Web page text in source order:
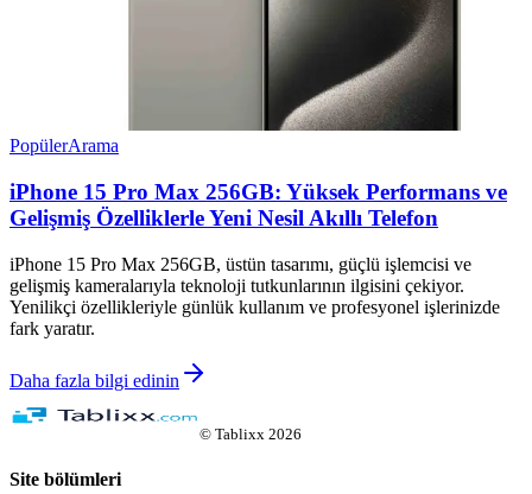
PopülerArama
iPhone 15 Pro Max 256GB: Yüksek Performans ve
Gelişmiş Özelliklerle Yeni Nesil Akıllı Telefon
iPhone 15 Pro Max 256GB, üstün tasarımı, güçlü işlemcisi ve
gelişmiş kameralarıyla teknoloji tutkunlarının ilgisini çekiyor.
Yenilikçi özellikleriyle günlük kullanım ve profesyonel işlerinizde
fark yaratır.
Daha fazla bilgi edinin
© Tablixx 2026
Site bölümleri